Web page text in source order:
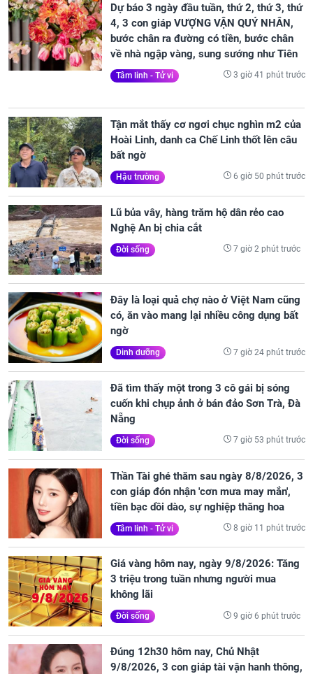
Dự báo 3 ngày đầu tuần, thứ 2, thứ 3, thứ
4, 3 con giáp VƯỢNG VẬN QUÝ NHÂN,
bước chân ra đường có tiền, bước chân
về nhà ngập vàng, sung sướng như Tiên
Tâm linh - Tử vi 3 giờ 41 phút trước
Tận mắt thấy cơ ngơi chục nghìn m2 của
Hoài Linh, danh ca Chế Linh thốt lên câu
bất ngờ
Hậu trường 6 giờ 50 phút trước
Lũ bủa vây, hàng trăm hộ dân rẻo cao
Nghệ An bị chia cắt
Đời sống 7 giờ 2 phút trước
Đây là loại quả chợ nào ở Việt Nam cũng
có, ăn vào mang lại nhiều công dụng bất
ngờ
Dinh dưỡng 7 giờ 24 phút trước
Đã tìm thấy một trong 3 cô gái bị sóng
cuốn khi chụp ảnh ở bán đảo Sơn Trà, Đà
Nẵng
Đời sống 7 giờ 53 phút trước
Thần Tài ghé thăm sau ngày 8/8/2026, 3
con giáp đón nhận 'cơn mưa may mắn',
tiền bạc dồi dào, sự nghiệp thăng hoa
Tâm linh - Tử vi 8 giờ 11 phút trước
Giá vàng hôm nay, ngày 9/8/2026: Tăng
3 triệu trong tuần nhưng người mua
không lãi
Đời sống 9 giờ 6 phút trước
Đúng 12h30 hôm nay, Chủ Nhật
9/8/2026, 3 con giáp tài vận hanh thông,